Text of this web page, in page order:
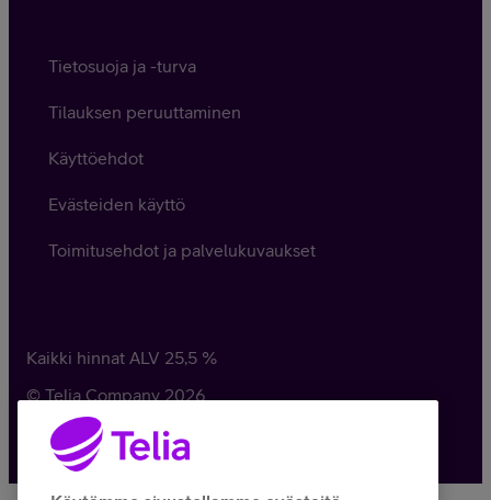
Tietosuoja ja -turva
Tilauksen peruuttaminen
Käyttöehdot
Evästeiden käyttö
Toimitusehdot ja palvelukuvaukset
Kaikki hinnat ALV 25,5 %
© Telia Company 2026